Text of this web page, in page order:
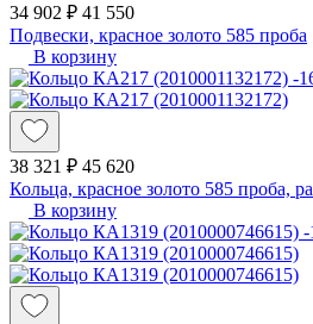
34 902 ₽ 41 550
Подвески, красное золото 585 проба
В корзину
-
38 321 ₽ 45 620
Кольца, красное золото 585 проба,
В корзину
-